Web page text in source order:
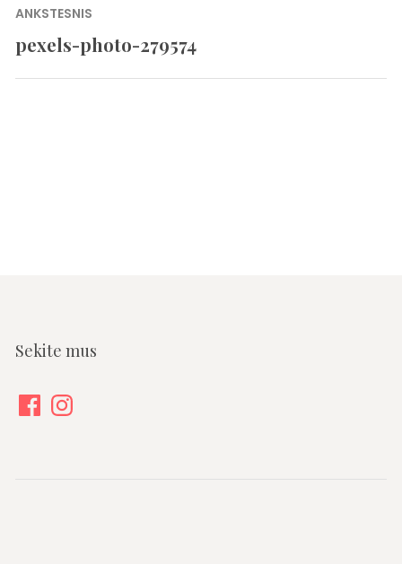
Navigacija
tarp
ANKSTESNIS
Previous
pexels-photo-279574
Sekite mus
FacebookInstagram